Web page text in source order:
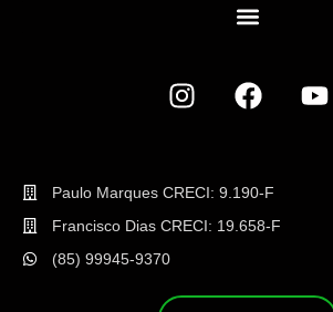
Paulo Marques CRECI: 9.190-F
Francisco Dias CRECI: 19.658-F
(85) 99945-9370